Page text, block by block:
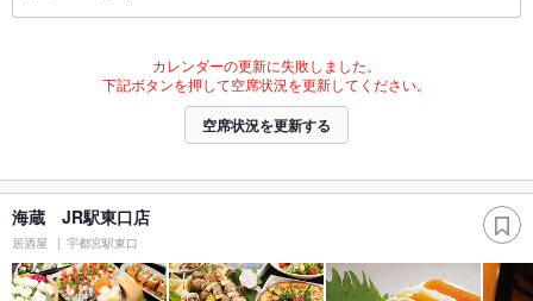
カレンダーの更新に失敗しました。
下記ボタンを押して空席状況を更新してください。
空席状況を更新する
海蔵 JR駅東口店
居酒屋 宇都宮駅東口